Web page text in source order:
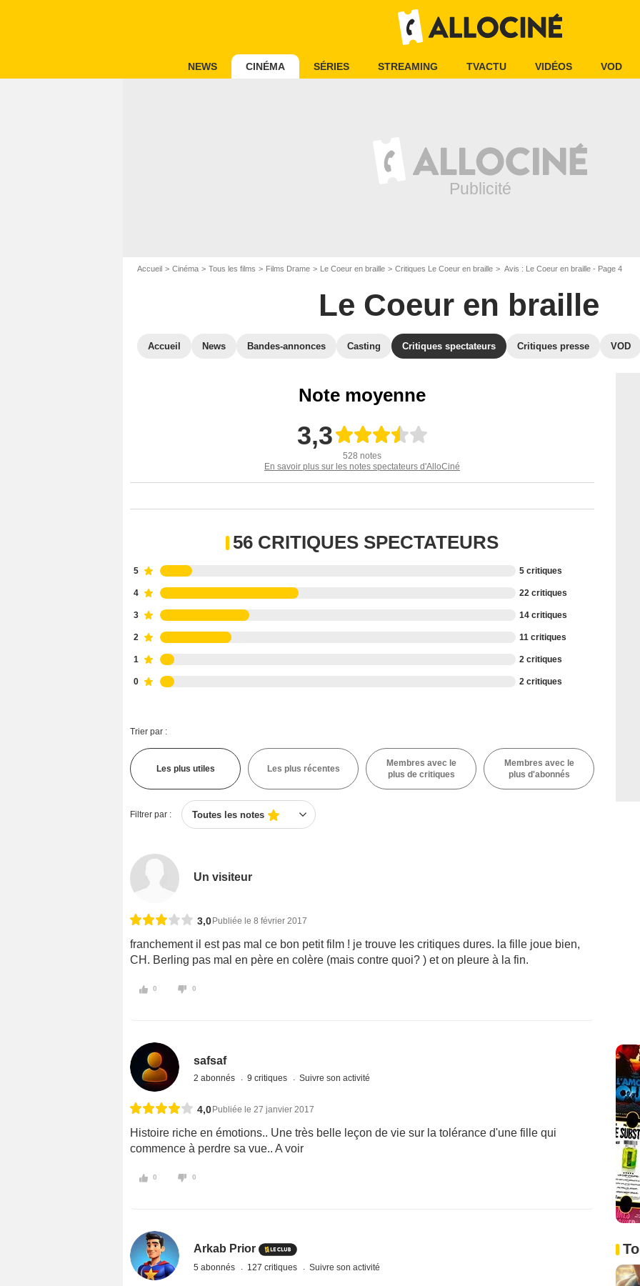
NEWS CINÉMA SÉRIES STREAMING TVACTU VIDÉOS VOD
Accueil Cinéma Tous les films Films Drame Le Coeur en braille Critiques Le Coeur en braille Avis : Le Coeur en braille - Page 4
Le Coeur en braille
Accueil News Bandes-annonces Casting Critiques spectateurs Critiques presse VOD
Note moyenne
3,3
528 notes
En savoir plus sur les notes spectateurs d'AlloCiné
56 CRITIQUES SPECTATEURS
5 5 critiques
4 22 critiques
3 14 critiques
2 11 critiques
1 2 critiques
0 2 critiques
Trier par :
Les plus utiles Les plus récentes
Membres avec le
plus de critiques
Membres avec le
plus d'abonnés
Filtrer par : Toutes les notes
Un visiteur
3,0 Publiée le 8 février 2017
franchement il est pas mal ce bon petit film ! je trouve les critiques dures. la fille joue bien,
CH. Berling pas mal en père en colère (mais contre quoi? ) et on pleure à la fin.
0 0
safsaf
2 abonnés 9 critiques Suivre son activité
4,0Publiée le 27 janvier 2017
Histoire riche en émotions.. Une très belle leçon de vie sur la tolérance d'une fille qui
commence à perdre sa vue.. A voir
0 0
Arkab Prior
5 abonnés 127 critiques Suivre son activité